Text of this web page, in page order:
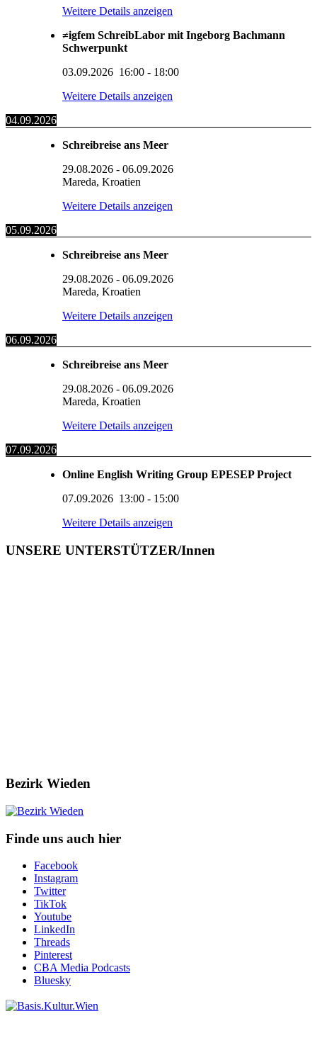
Weitere Details anzeigen
≠igfem SchreibLabor mit Ingeborg Bachmann
Schwerpunkt
03.09.2026 16:00 - 18:00
Weitere Details anzeigen
04.09.2026
Schreibreise ans Meer
29.08.2026 - 06.09.2026
Mareda, Kroatien
Weitere Details anzeigen
05.09.2026
Schreibreise ans Meer
29.08.2026 - 06.09.2026
Mareda, Kroatien
Weitere Details anzeigen
06.09.2026
Schreibreise ans Meer
29.08.2026 - 06.09.2026
Mareda, Kroatien
Weitere Details anzeigen
07.09.2026
Online English Writing Group EPESEP Project
07.09.2026 13:00 - 15:00
Weitere Details anzeigen
UNSERE UNTERSTÜTZER/Innen
Bezirk Wieden
Finde uns auch hier
Facebook
Instagram
Twitter
TikTok
Youtube
LinkedIn
Threads
Pinterest
CBA Media Podcasts
Bluesky